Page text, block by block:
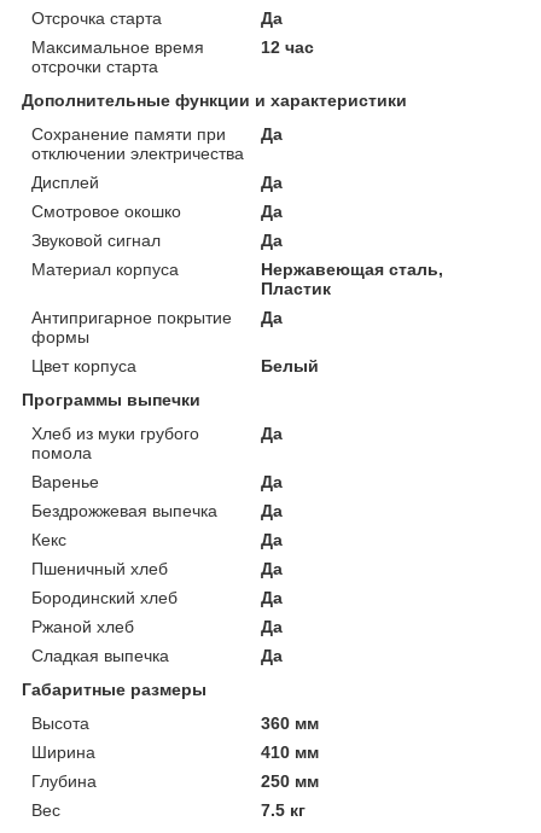
Отсрочка старта
Да
Максимальное время
отсрочки старта
12 час
Дополнительные функции и характеристики
Сохранение памяти при
отключении электричества
Да
Дисплей
Да
Смотровое окошко
Да
Звуковой сигнал
Да
Материал корпуса
Нержавеющая сталь,
Пластик
Антипригарное покрытие
формы
Да
Цвет корпуса
Белый
Программы выпечки
Хлеб из муки грубого
помола
Да
Варенье
Да
Бездрожжевая выпечка
Да
Кекс
Да
Пшеничный хлеб
Да
Бородинский хлеб
Да
Ржаной хлеб
Да
Сладкая выпечка
Да
Габаритные размеры
Высота
360 мм
Ширина
410 мм
Глубина
250 мм
Вес
7.5 кг